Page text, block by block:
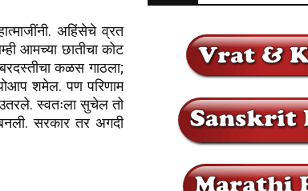
अहिंसेचे व्रत
आमच्या छातीचा कोट
कळस गाठला;
शमेल. पण परिणाम
उतरले. स्वतःला सुचेल तो
सरकार तर अगदी